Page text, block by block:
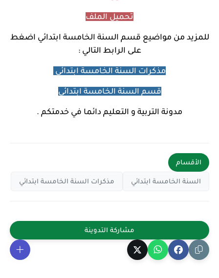
تحميل الملف
للمزيد من مواضيع قسم السنة الخامسة ابتدائي اضغط
على الرابط التالي :
مذكرات السنة الخامسة ابتدائي
قسم السنة الخامسة ابتدائي
مدونة التربية و التعليم دائما في خدمتكم .
الأقسام
السنة الخامسة ابتدائي مذكرات السنة الخامسة ابتدائي